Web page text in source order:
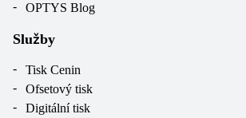
OPTYS Blog
Služby
Tisk Cenin
Ofsetový tisk
Digitální tisk